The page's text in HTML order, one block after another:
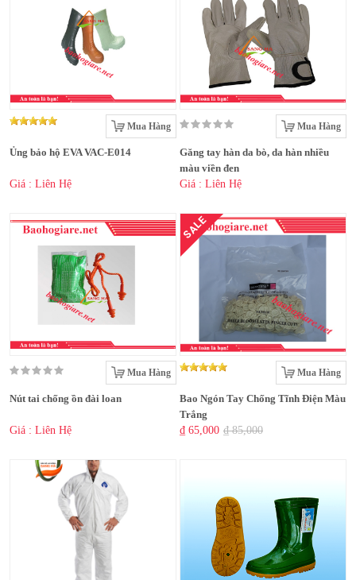
Mua Hàng
Ủng bảo hộ EVA VAC-E014
Giá : Liên Hệ
Mua Hàng
Găng tay hàn da bò, da hàn nhiều
màu viền đen
Giá : Liên Hệ
Mua Hàng
Nút tai chống ồn đài loan
Giá : Liên Hệ
SALE
Mua Hàng
Bao Ngón Tay Chống Tĩnh Điện Màu
Trắng
₫ 65,000 ₫ 85,000